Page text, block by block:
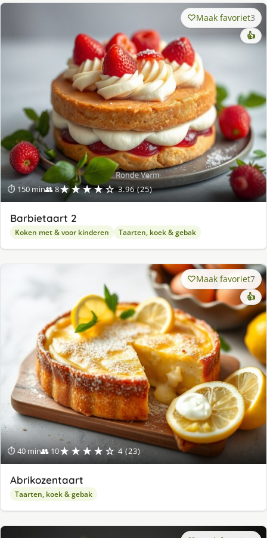
⏱ 150 min👥 8★★★★☆ 3.96 (25)
Maak favoriet3
👍
Barbietaart 2
Koken met & voor kinderen Taarten, koek & gebak
⏱ 40 min👥 10★★★★☆ 4 (23)
Maak favoriet7
👍
Abrikozentaart
Taarten, koek & gebak